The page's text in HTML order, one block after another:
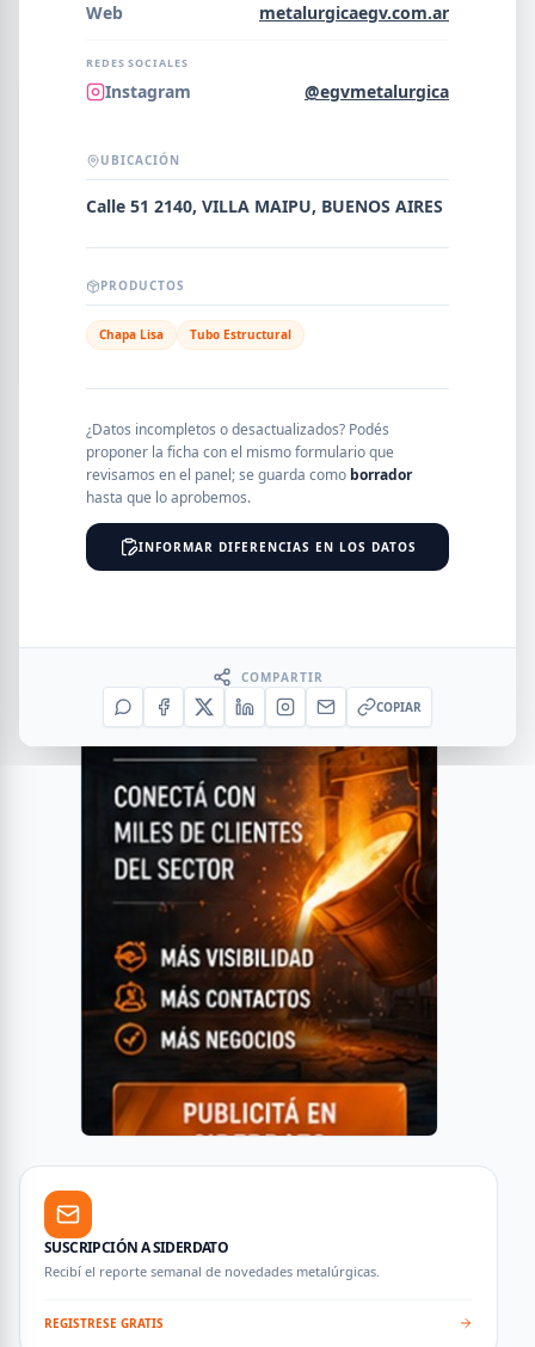
NOMBRE
PROVINCIA
SUSCRIPCIÓN A SIDERDATO
Recibí el reporte semanal de novedades metalúrgicas.
REGISTRESE GRATIS
Web
metalurgicaegv.com.ar
REDES SOCIALES
Instagram @egvmetalurgica
UBICACIÓN
Calle 51 2140, VILLA MAIPU, BUENOS AIRES
PRODUCTOS
Chapa Lisa Tubo Estructural
¿Datos incompletos o desactualizados? Podés
proponer la ficha con el mismo formulario que
revisamos en el panel; se guarda como borrador
hasta que lo aprobemos.
INFORMAR DIFERENCIAS EN LOS DATOS
COMPARTIR
COPIAR